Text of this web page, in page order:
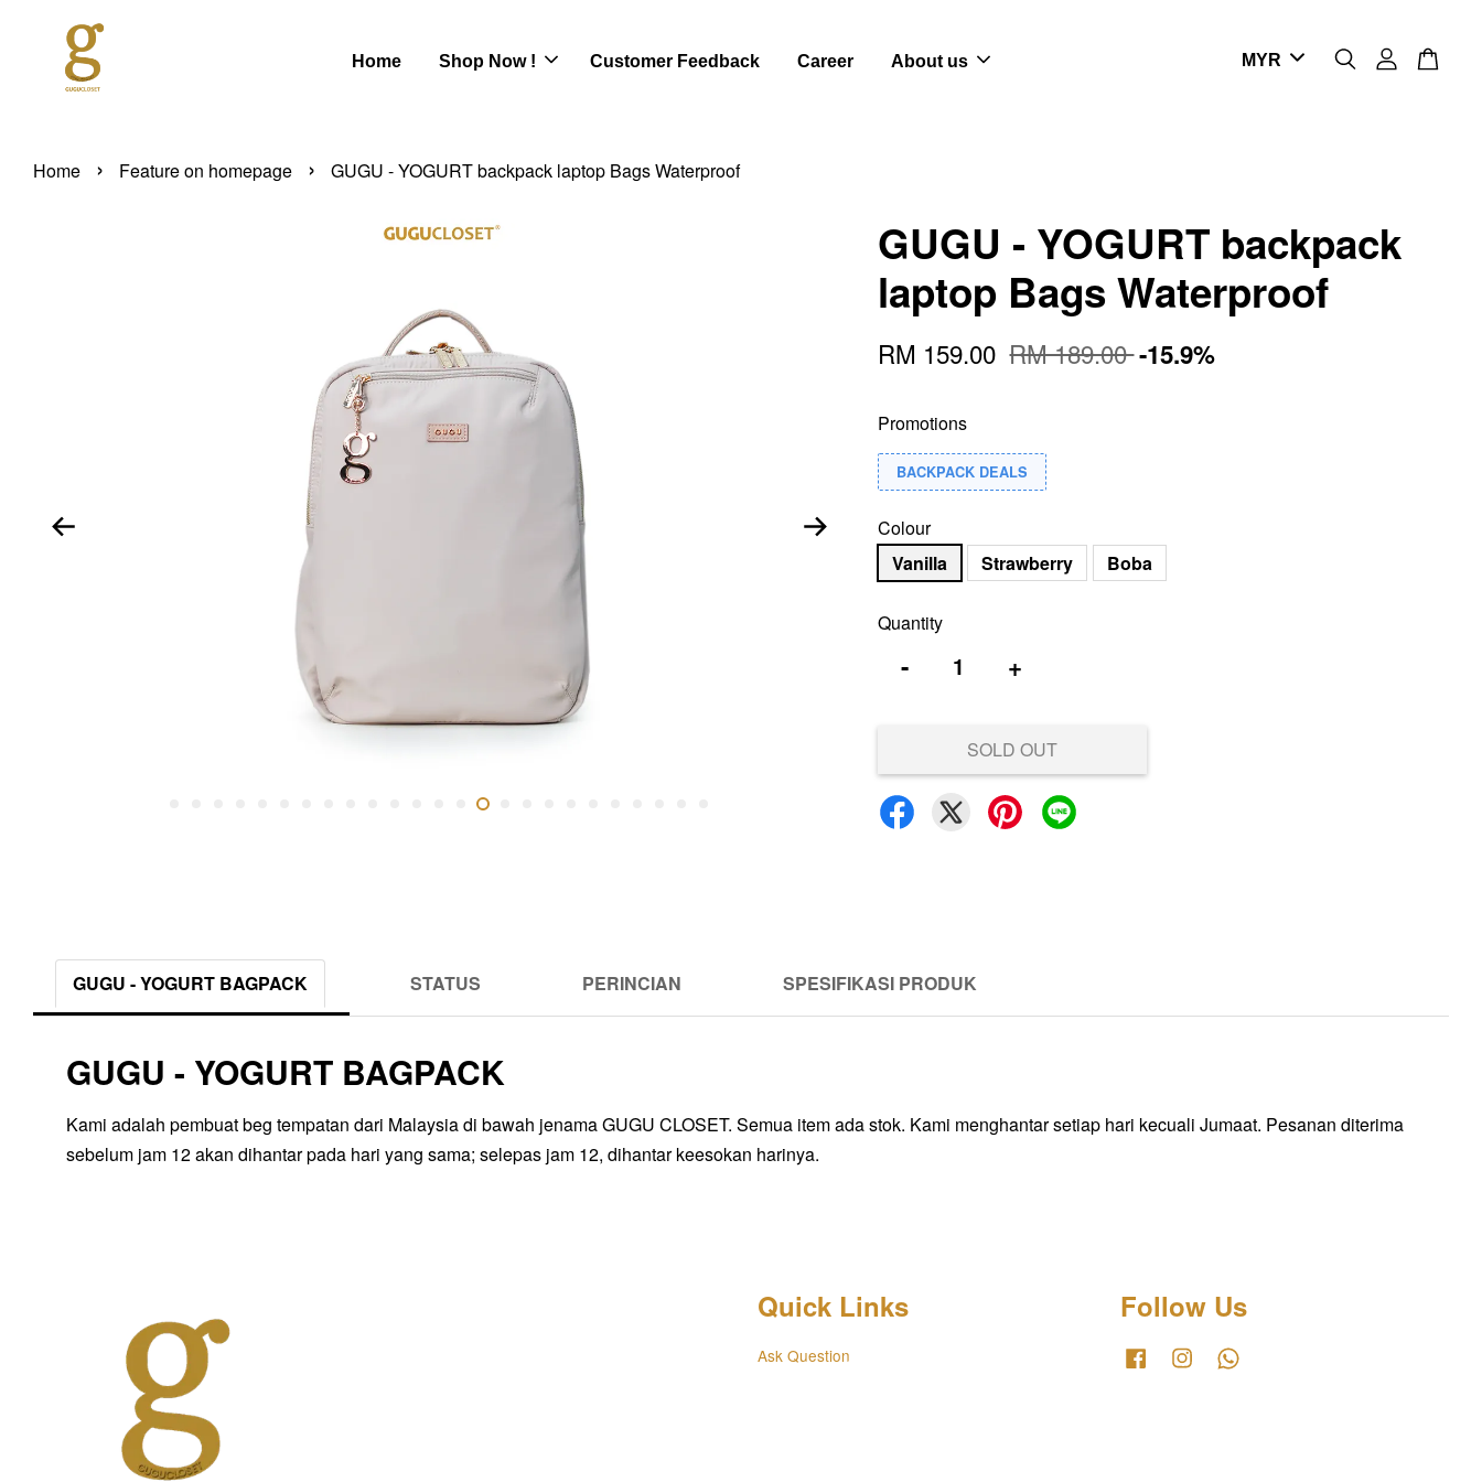
Home Shop Now ! Customer Feedback Career About us
Home › Feature on homepage › GUGU - YOGURT backpack laptop Bags Waterproof
GUGU - YOGURT backpack
laptop Bags Waterproof
RM 159.00 RM 189.00-15.9%
Promotions
BACKPACK DEALS
Colour
Vanilla
Strawberry Boba
Quantity
- +
SOLD OUT
GUGU - YOGURT BAGPACK STATUS PERINCIAN SPESIFIKASI PRODUK
GUGU - YOGURT BAGPACK
Kami adalah pembuat beg tempatan dari Malaysia di bawah jenama GUGU CLOSET. Semua item ada stok. Kami menghantar setiap hari kecuali Jumaat. Pesanan diterima
sebelum jam 12 akan dihantar pada hari yang sama; selepas jam 12, dihantar keesokan harinya.
Quick Links
Ask Question
Follow Us
FacebookInstagram